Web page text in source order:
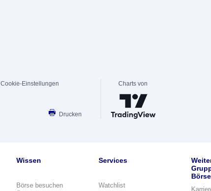
Cookie-Einstellungen
Drucken
Charts von
Wissen
Börse besuchen
Services
Watchlist
Börse